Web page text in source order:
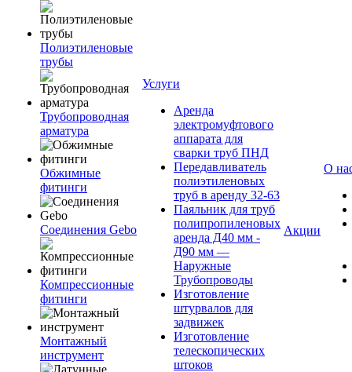
Полиэтиленовые
трубы
Трубопроводная
арматура
Обжимные
фитинги
Соединения Gebo
Компрессионные
фитинги
Монтажный
инструмент
Услуги
Аренда
электромуфтового
аппарата для
сварки труб ПНД
Передавливатель
полиэтиленовых
труб в аренду 32-63
Паяльник для труб
полипропиленовых
аренда Д40 мм -
Д90 мм —
Наружные
Трубопроводы
Изготовление
штурвалов для
задвижек
Изготовление
телескопических
штоков
Акции
О